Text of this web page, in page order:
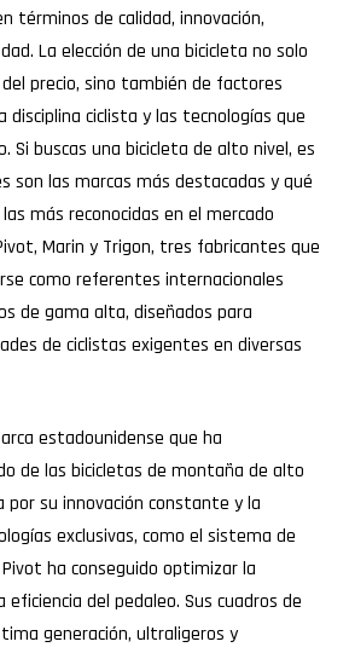
términos de calidad, innovación,
La elección de una bicicleta no solo
precio, sino también de factores
disciplina ciclista y las tecnologías que
Si buscas una bicicleta de alto nivel, es
son las marcas más destacadas y qué
más reconocidas en el mercado
Marin y Trigon, tres fabricantes que
como referentes internacionales
de gama alta, diseñados para
de ciclistas exigentes en diversas
estadounidense que ha
de las bicicletas de montaña de alto
por su innovación constante y la
exclusivas, como el sistema de
ha conseguido optimizar la
del pedaleo. Sus cuadros de
generación, ultraligeros y